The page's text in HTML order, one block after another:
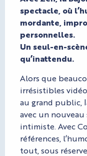
spectacle, où
mordante,
personnelles.
Un seul-en-
qu’inattendu.
Alors que
irrésistibles
au grand public,
avec un nouveau
intimiste. Avec
références,
tout, sous